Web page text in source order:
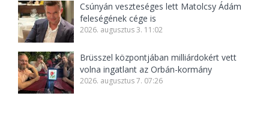
Csúnyán veszteséges lett Matolcsy Ádám
feleségének cége is
2026. augusztus 3. 11:02
Brüsszel központjában milliárdokért vett
volna ingatlant az Orbán-kormány
2026. augusztus 7. 07:26